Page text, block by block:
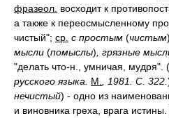
фразеол. восходит к
а также к переосмысленному
чистый"; ср. с простым (чистым)
мысли (помыслы) , грязные
"делать что-н., умничая, мудря". (
русского языка.
М. , 1981. С. 322.
нечистый) - одно из
и виновника греха, врага